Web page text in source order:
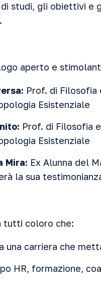
studi, gli obiettivi e
aperto e
Prof. di Filosofia
Esistenziale
Prof. di Filosofia
Esistenziale
Mira: Ex Alunna del
la sua
tutti coloro che:
una carriera che
HR, formazione,